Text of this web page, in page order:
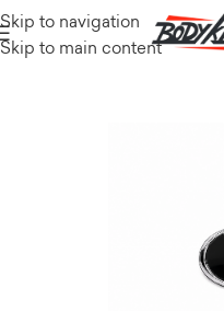
Skip to navigation
Skip to main content